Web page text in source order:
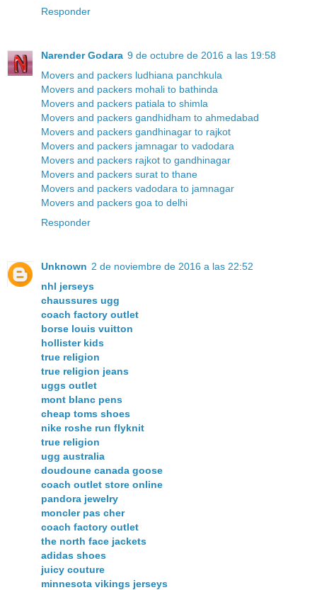
Responder
Narender Godara 9 de octubre de 2016 a las 19:58
Movers and packers ludhiana panchkula
Movers and packers mohali to bathinda
Movers and packers patiala to shimla
Movers and packers gandhidham to ahmedabad
Movers and packers gandhinagar to rajkot
Movers and packers jamnagar to vadodara
Movers and packers rajkot to gandhinagar
Movers and packers surat to thane
Movers and packers vadodara to jamnagar
Movers and packers goa to delhi
Responder
Unknown 2 de noviembre de 2016 a las 22:52
nhl jerseys
chaussures ugg
coach factory outlet
borse louis vuitton
hollister kids
true religion
true religion jeans
uggs outlet
mont blanc pens
cheap toms shoes
nike roshe run flyknit
true religion
ugg australia
doudoune canada goose
coach outlet store online
pandora jewelry
moncler pas cher
coach factory outlet
the north face jackets
adidas shoes
juicy couture
minnesota vikings jerseys